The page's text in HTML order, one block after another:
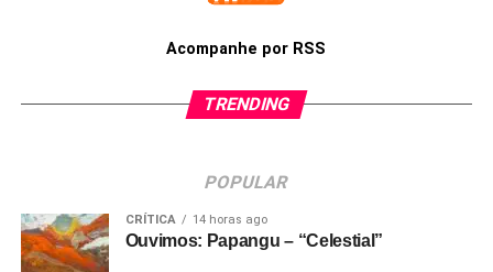
Acompanhe por RSS
TRENDING
POPULAR
CRÍTICA 14 horas ago
Ouvimos: Papangu – “Celestial”